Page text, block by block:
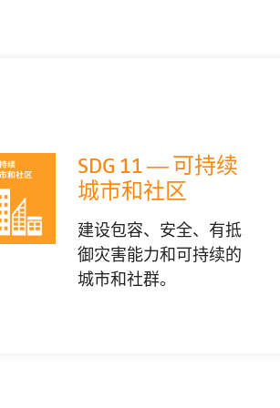
SDG 11 — 可持续
城市和社区
建设包容、安全、有抵
御灾害能力和可持续的
城市和社群。